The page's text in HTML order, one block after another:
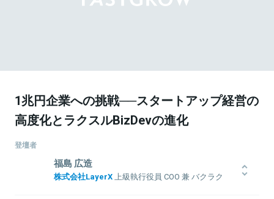
1兆円企業への挑戦──スタートアップ経営の
高度化とラクスルBizDevの進化
登壇者
福島 広造
株式会社LayerX上級執行役員 COO 兼 バクラク